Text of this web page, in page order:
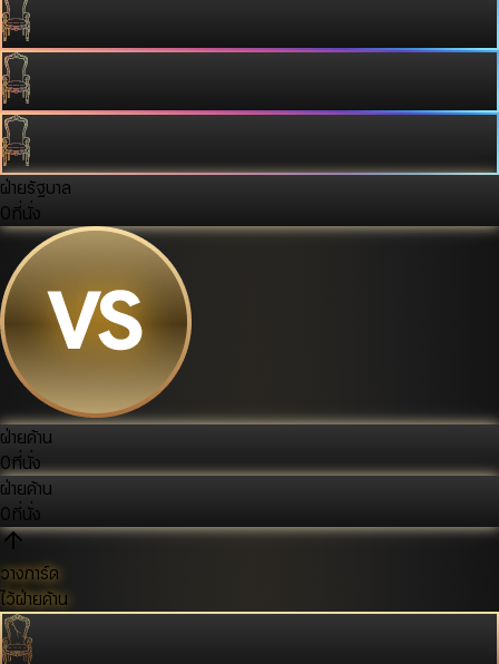
ฝ่ายรัฐบาล
0ที่นั่ง
ฝ่ายค้าน
0ที่นั่ง
ฝ่ายค้าน
0ที่นั่ง
วางการ์ด
ไว้ฝ่ายค้าน